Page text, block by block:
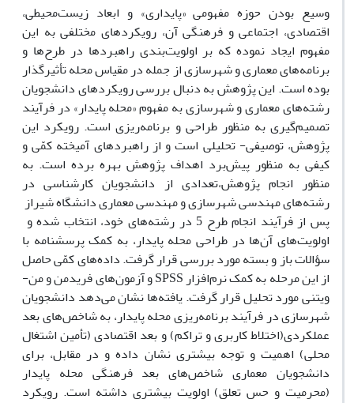
وسیع بودن حوزه مفهومی «پایداری» و ابعاد زیست‌محیطی،
اقتصادی، اجتماعی و فرهنگی آن، رویکردهای مختلفی به این
مفهوم ایجاد نموده که بر اولویت‌بندی راهبردها در طرح‌ها و
برنامه‌های معماری و شهرسازی از جمله در مقیاس محله تأثیرگذار
بوده است. این پژوهش به دنبال بررسی رویکردهای دانشجویان
رشته‌های معماری و شهرسازی به مفهوم «محله پایدار» در فرآیند
تصمیم‌گیری به منظور طراحی و برنامه‌ریزی است. رویکرد این
پژوهش، توصیفی- تحلیلی است و از راهبردهای آمیخته کمّی و
کیفی به منظور پیش‌برد اهداف پژوهش بهره برده است. به
منظور انجام پژوهش،تعدادی از دانشجویان کارشناسی در
رشته‌های مهندسی شهرسازی و مهندسی معماری دانشگاه شیراز
پس از فرآیند انجام طرح 5 در رشته‌های خود، انتخاب شده و
اولویت‌های آن‌ها در طراحی محله پایدار، به کمک پرسشنامه با
سؤالات باز و بسته مورد بررسی قرار گرفت. داده‌های کمّی حاصل
از این مرحله به کمک نرم‌افزار SPSS و آزمون‌های فریدمن و من-
ویتنی مورد تحلیل قرار گرفت. یافته‌ها نشان می‌دهد دانشجویان
شهرسازی در فرآیند برنامه‌ریزی محله پایدار، به شاخص‌های بعد
عملکردی(اختلاط کاربری و تراکم) و بعد اقتصادی (تأمین اشتغال
محلی) اهمیت و توجه بیشتری نشان داده و در مقابل، برای
دانشجویان معماری شاخص‌های بعد فرهنگی محله پایدار
(محرمیت و حس تعلق) اولویت بیشتری داشته است. رویکرد